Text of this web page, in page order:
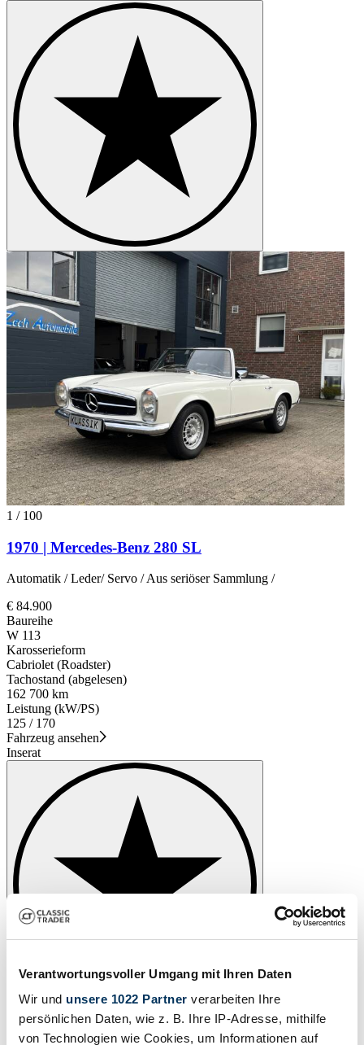
Verantwortungsvoller Umgang mit Ihren Daten
Wir und unsere 1022 Partner verarbeiten Ihre
persönlichen Daten, wie z. B. Ihre IP-Adresse, mithilfe
von Technologien wie Cookies, um Informationen auf
1 / 100
1970 | Mercedes-Benz 280 SL
Automatik / Leder/ Servo / Aus seriöser Sammlung /
€ 84.900
Baureihe
W 113
Karosserieform
Cabriolet (Roadster)
Tachostand (abgelesen)
162 700 km
Leistung (kW/PS)
125 / 170
Fahrzeug ansehen
Inserat